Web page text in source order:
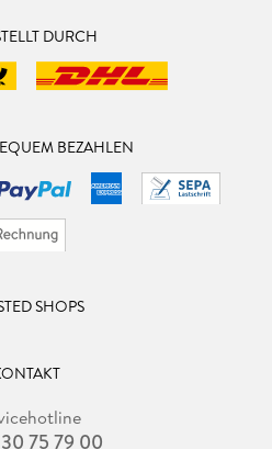
DURCH
BEZAHLEN
SHOPS
75 79 00